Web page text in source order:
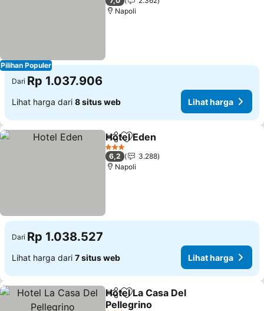
Pilihan Populer
Napoli
Dari Rp 1.037.906
Lihat harga dari 8 situs web Lihat harga
BagikanTambahkan ke favorit
Hotel Eden
3 Bintang
6,2
3.288
Napoli
Dari Rp 1.038.527
Lihat harga dari 7 situs web Lihat harga
BagikanTambahkan ke favorit
Hotel La Casa Del
Pellegrino